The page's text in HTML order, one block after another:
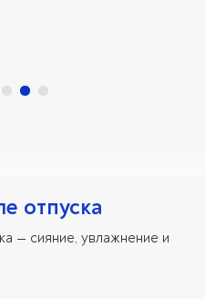
отпуска
— сияние, увлажнение и